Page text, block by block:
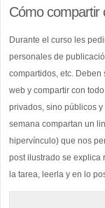
Cómo compartir
Durante el curso les
personales de
compartidos, etc.
web y compartir con
privados, sino públicos
semana compartan un
hipervínculo) que nos
post ilustrado se explica
la tarea, leerla y en lo